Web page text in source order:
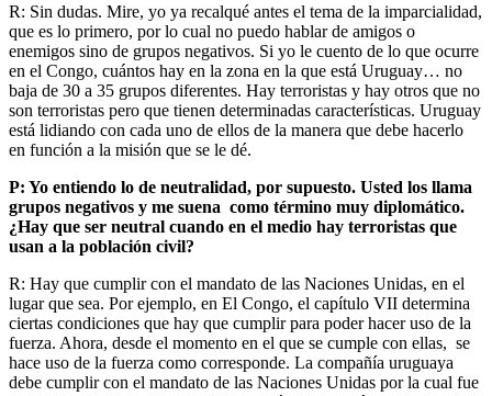
R: Sin dudas. Mire, yo ya recalqué antes el tema de la imparcialidad,
que es lo primero, por lo cual no puedo hablar de amigos o
enemigos sino de grupos negativos. Si yo le cuento de lo que ocurre
en el Congo, cuántos hay en la zona en la que está Uruguay… no
baja de 30 a 35 grupos diferentes. Hay terroristas y hay otros que no
son terroristas pero que tienen determinadas características. Uruguay
está lidiando con cada uno de ellos de la manera que debe hacerlo
en función a la misión que se le dé.
P: Yo entiendo lo de neutralidad, por supuesto. Usted los llama
grupos negativos y me suena como término muy diplomático.
¿Hay que ser neutral cuando en el medio hay terroristas que
usan a la población civil?
R: Hay que cumplir con el mandato de las Naciones Unidas, en el
lugar que sea. Por ejemplo, en El Congo, el capítulo VII determina
ciertas condiciones que hay que cumplir para poder hacer uso de la
fuerza. Ahora, desde el momento en el que se cumple con ellas, se
hace uso de la fuerza como corresponde. La compañía uruguaya
debe cumplir con el mandato de las Naciones Unidas por la cual fue